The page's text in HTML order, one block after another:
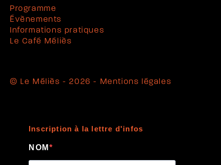
Programme
Évènements
Informations pratiques
Le Café Méliès
© Le Méliès - 2026 - Mentions légales
Inscription à la lettre d'infos
NOM